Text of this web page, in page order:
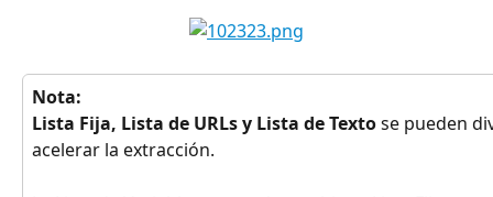
Nota:
Lista Fija, Lista de URLs y Lista de Texto se pueden
acelerar la extracción.